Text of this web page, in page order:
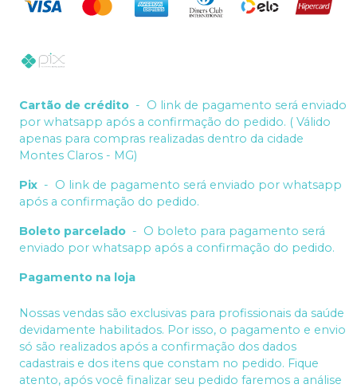
Cartão de crédito - O link de pagamento será enviado
por whatsapp após a confirmação do pedido. ( Válido
apenas para compras realizadas dentro da cidade
Montes Claros - MG)
Pix - O link de pagamento será enviado por whatsapp
após a confirmação do pedido.
Boleto parcelado - O boleto para pagamento será
enviado por whatsapp após a confirmação do pedido.
Pagamento na loja
Nossas vendas são exclusivas para profissionais da saúde
devidamente habilitados. Por isso, o pagamento e envio
só são realizados após a confirmação dos dados
cadastrais e dos itens que constam no pedido. Fique
atento, após você finalizar seu pedido faremos a análise